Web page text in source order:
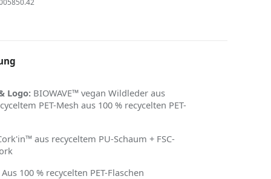
Logo:BIOWAVE™ vegan Wildleder aus
PET-Mesh aus 100 % recycelten PET-
aus recyceltem PU-Schaum + FSC-
100 % recycelten PET-Flaschen